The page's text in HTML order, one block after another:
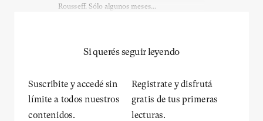
Rousseff. Sólo algunos meses...
Si querés seguir leyendo
Suscribite y accedé sin
límite a todos nuestros
contenidos.
Registrate y disfrutá
gratis de tus primeras
lecturas.